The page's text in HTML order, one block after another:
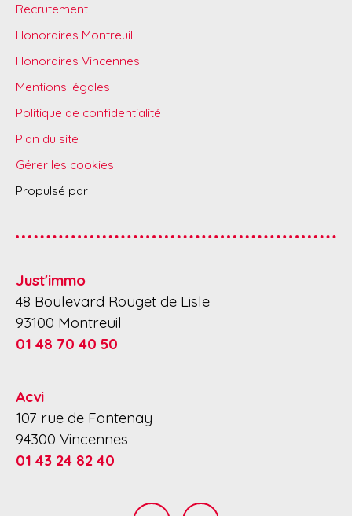
Recrutement
Honoraires Montreuil
Honoraires Vincennes
Mentions légales
Politique de confidentialité
Plan du site
Gérer les cookies
Propulsé par
Just'immo
48 Boulevard Rouget de Lisle
93100 Montreuil
01 48 70 40 50
Acvi
107 rue de Fontenay
94300 Vincennes
01 43 24 82 40